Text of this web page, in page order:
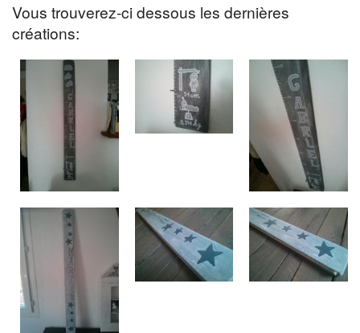
Vous trouverez-ci dessous les dernières
créations: